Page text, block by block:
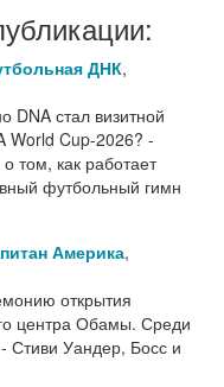
ДНК,
DNA стал визитной
World Cup-2026? -
том, как работает
футбольный гимн
Америка,
открытия
центра Обамы. Среди
Стиви Уандер, Босс и